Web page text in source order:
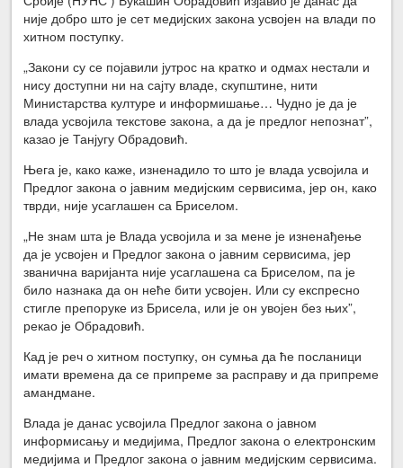
није добро што је сет медијских закона усвојен на влади по
хитном поступку.
„Закони су се појавили јутрос на кратко и одмах нестали и
нису доступни ни на сајту владе, скупштине, нити
Министарства културе и информишање… Чудно је да је
влада усвојила текстове закона, а да је предлог непознат”,
казао је Танјугу Обрадовић.
Њега је, како каже, изненадило то што је влада усвојила и
Предлог закона о јавним медијским сервисима, јер он, како
тврди, није усаглашен са Бриселом.
„Не знам шта је Влада усвојила и за мене је изненађење
да је усвојен и Предлог закона о јавним сервисима, јер
званична варијанта није усаглашена са Бриселом, па је
било назнака да он неће бити усвојен. Или су експресно
стигле препоруке из Брисела, или је он увојен без њих”,
рекао је Обрадовић.
Кад је реч о хитном поступку, он сумња да ће посланици
имати времена да се припреме за расправу и да припреме
амандмане.
Влада је данас усвојила Предлог закона о јавном
информисању и медијима, Предлог закона о електронским
медијима и Предлог закона о јавним медијским сервисима.